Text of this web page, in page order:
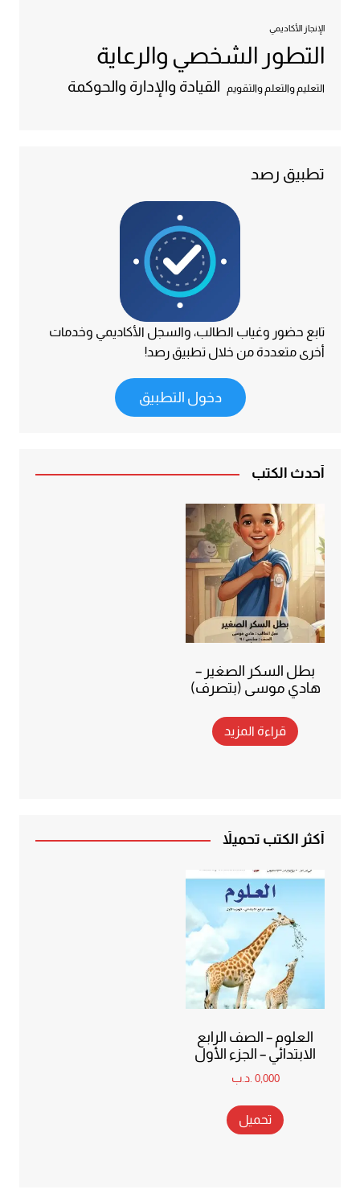
الإنجاز الأكاديمي
التطور الشخصي والرعاية
التعليم والتعلم والتقويم القيادة والإدارة والحوكمة
تطبيق رصد
تابع حضور وغياب الطالب، والسجل الأكاديمي وخدمات
أخرى متعددة من خلال تطبيق رصد!
دخول التطبيق
أحدث الكتب
بطل السكر الصغير –
هادي موسى (بتصرف)
قراءة المزيد
أكثر الكتب تحميلاً
العلوم – الصف الرابع
الابتدائي – الجزء الأول
0,000 .د.ب
تحميل